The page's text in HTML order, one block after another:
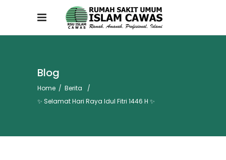
Blog
Home / Berita
/
✨ Selamat Hari Raya Idul Fitri 1446 H ✨